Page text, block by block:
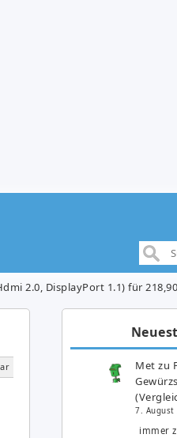
2.0, DisplayPort 1.1) für
Met zu
7. August
immer